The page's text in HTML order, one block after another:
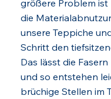
größere Problem
die
unsere Teppiche
Schritt den
Das lässt die
und so entstehen
brüchige Stellen im